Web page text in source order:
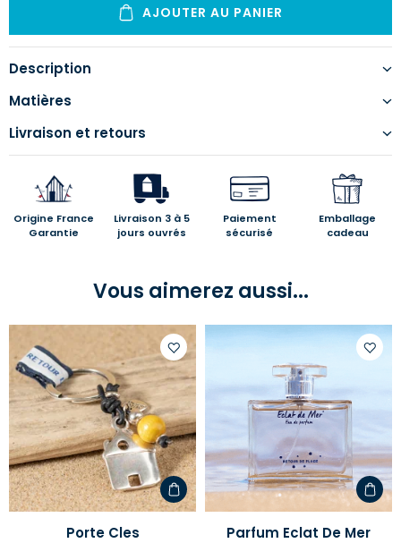
AJOUTER AU PANIER
Description
Matières
Livraison et retours
Origine France
Garantie
Livraison 3 à 5
jours ouvrés
Paiement
sécurisé
Emballage
cadeau
Vous aimerez aussi...
Ajouter
à
votre
liste
d'envies
Porte Cles
Parfum Eclat De Mer